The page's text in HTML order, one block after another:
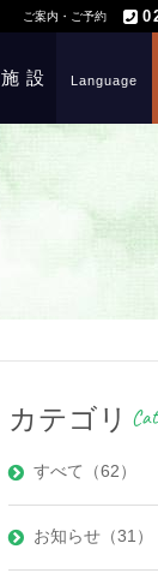
ご案内・ご予約
施設 Language
カテゴリ
すべて（62）
お知らせ（31）